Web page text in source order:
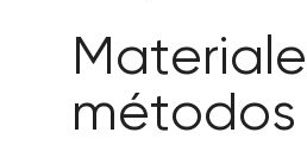
métodos